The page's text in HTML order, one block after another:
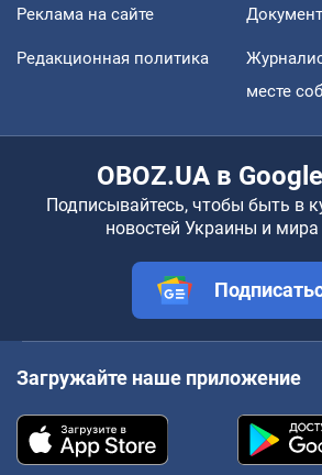
Реклама на сайте
Редакционная политика
месте
OBOZ.UA в
Подписывайтесь, чтобы быть в
новостей Украины и мира
Загружайте наше приложение